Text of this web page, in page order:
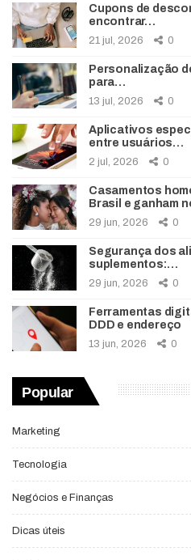
Cupons de
encontrar…
21 jul, 2026 0
Personalização
para…
13 jul, 2026 0
Aplicativos
entre usuários…
2 jul, 2026 0
Casamentos
Brasil e ganham
29 jun, 2026 0
Segurança dos
suplementos:…
29 jun, 2026 0
Ferramentas
DDD e endereço
13 jun, 2026 0
Popular
Marketing
Tecnologia
Negócios e Finanças
Dicas úteis